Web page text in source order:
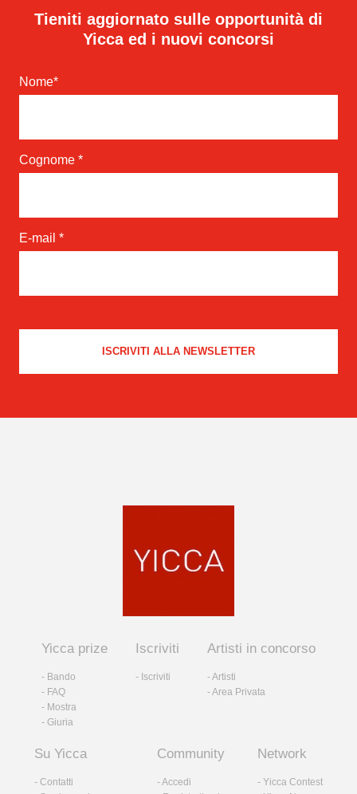
Tieniti aggiornato sulle opportunità di
Yicca ed i nuovi concorsi
Nome*
Cognome *
E-mail *
Yicca prize
- Bando
- FAQ
- Mostra
- Giuria
Iscriviti
- Iscriviti
Artisti in concorso
- Artisti
- Area Privata
Su Yicca
- Contatti
Community
- Accedi
Network
- Yicca Contest